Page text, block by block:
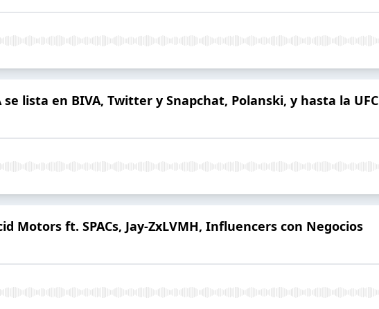
se lista en BIVA, Twitter y Snapchat, Polanski, y hasta la UFC
Motors ft. SPACs, Jay-ZxLVMH, Influencers con Negocios